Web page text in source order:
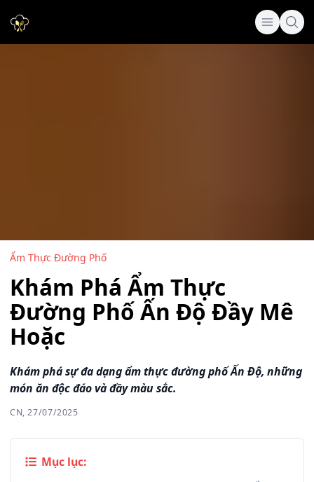
Ẩm Thực Đường Phố
Khám Phá Ẩm Thực
Đường Phố Ấn Độ Đầy Mê
Hoặc
Khám phá sự đa dạng ẩm thực đường phố Ấn Độ, những
món ăn độc đáo và đầy màu sắc.
CN, 27/07/2025
Mục lục: